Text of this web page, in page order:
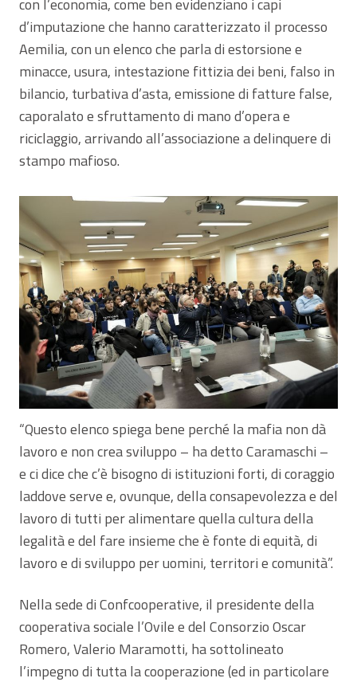
con l’economia, come ben evidenziano i capi
d’imputazione che hanno caratterizzato il processo
Aemilia, con un elenco che parla di estorsione e
minacce, usura, intestazione fittizia dei beni, falso in
bilancio, turbativa d’asta, emissione di fatture false,
caporalato e sfruttamento di mano d’opera e
riciclaggio, arrivando all’associazione a delinquere di
stampo mafioso.
“Questo elenco spiega bene perché la mafia non dà
lavoro e non crea sviluppo – ha detto Caramaschi –
e ci dice che c’è bisogno di istituzioni forti, di coraggio
laddove serve e, ovunque, della consapevolezza e del
lavoro di tutti per alimentare quella cultura della
legalità e del fare insieme che è fonte di equità, di
lavoro e di sviluppo per uomini, territori e comunità”.
Nella sede di Confcooperative, il presidente della
cooperativa sociale l’Ovile e del Consorzio Oscar
Romero, Valerio Maramotti, ha sottolineato
l’impegno di tutta la cooperazione (ed in particolare